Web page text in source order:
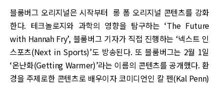
블룸버그 오리지널은 시작부터 롱 폼 오리지널 콘텐츠를 강화
한다. 테크놀로지와 과학의 영향을 탐구하는 ‘The Future
with Hannah Fry’, 블룸버그 기자가 직접 진행하는 ‘넥스트 인
스포츠(Next in Sports)’도 방송된다. 또 블룸버그는 2월 1일
‘온난화(Getting Warmer)’라는 이름의 콘텐츠를 공개했다. 환
경을 주제로한 콘텐츠로 배우이자 코미디언인 칼 펜(Kal Penn)